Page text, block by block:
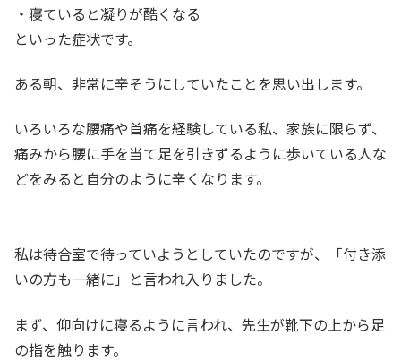
・寝ていると凝りが酷くなる
といった症状です。
ある朝、非常に辛そうにしていたことを思い出します。
いろいろな腰痛や首痛を経験している私、家族に限らず、
痛みから腰に手を当て足を引きずるように歩いている人な
どをみると自分のように辛くなります。
私は待合室で待っていようとしていたのですが、「付き添
いの方も一緒に」と言われ入りました。
まず、仰向けに寝るように言われ、先生が靴下の上から足
の指を触ります。